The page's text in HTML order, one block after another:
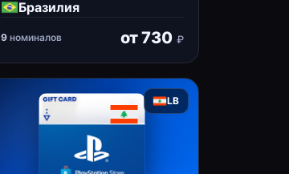
Бразилия
9номиналов от730 ₽
LB